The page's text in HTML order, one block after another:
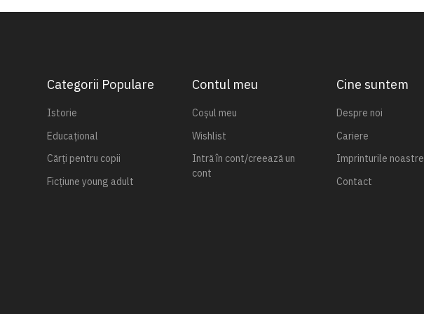
Categorii Populare
Istorie
Educațional
Cărți pentru copii
Ficțiune young adult
Contul meu
Coșul meu
Wishlist
Intră în cont/creează un
cont
Cine suntem
Despre noi
Cariere
Imprinturile noastre
Contact